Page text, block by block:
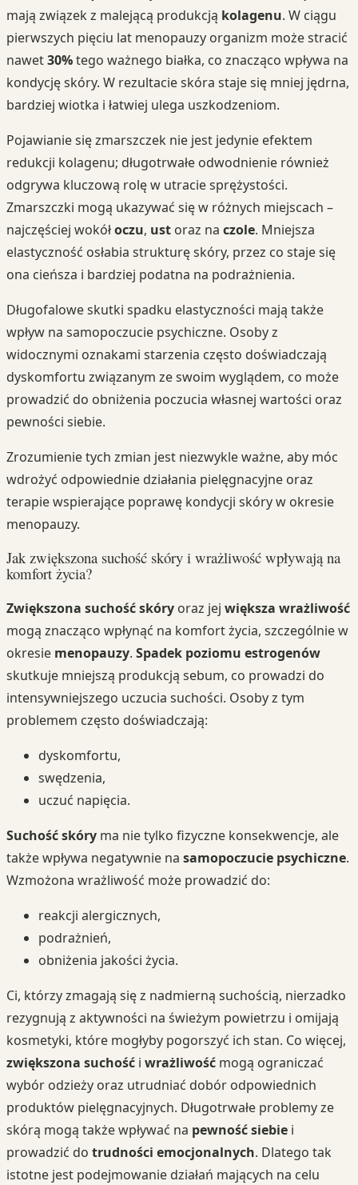
mają związek z malejącą produkcją kolagenu. W ciągu
pierwszych pięciu lat menopauzy organizm może stracić
nawet30%tego ważnego białka, co znacząco wpływa na
kondycję skóry. W rezultacie skóra staje się mniej jędrna,
bardziej wiotka i łatwiej ulega uszkodzeniom.
Pojawianie się zmarszczek nie jest jedynie efektem
redukcji kolagenu; długotrwałe odwodnienie również
odgrywa kluczową rolę w utracie sprężystości.
Zmarszczki mogą ukazywać się w różnych miejscach –
najczęściej wokółoczu, ust oraz na czole. Mniejsza
elastyczność osłabia strukturę skóry, przez co staje się
ona cieńsza i bardziej podatna na podrażnienia.
Długofalowe skutki spadku elastyczności mają także
wpływ na samopoczucie psychiczne. Osoby z
widocznymi oznakami starzenia często doświadczają
dyskomfortu związanym ze swoim wyglądem, co może
prowadzić do obniżenia poczucia własnej wartości oraz
pewności siebie.
Zrozumienie tych zmian jest niezwykle ważne, aby móc
wdrożyć odpowiednie działania pielęgnacyjne oraz
terapie wspierające poprawę kondycji skóry w okresie
menopauzy.
Jak zwiększona suchość skóry i wrażliwość wpływają na
komfort życia?
Zwiększona suchość skóry oraz jej większa wrażliwość
mogą znacząco wpłynąć na komfort życia, szczególnie w
okresie menopauzy. Spadek poziomu estrogenów
skutkuje mniejszą produkcją sebum, co prowadzi do
intensywniejszego uczucia suchości. Osoby z tym
problemem często doświadczają:
dyskomfortu,
swędzenia,
uczuć napięcia.
Suchość skóry ma nie tylko fizyczne konsekwencje, ale
także wpływa negatywnie na samopoczucie psychiczne.
Wzmożona wrażliwość może prowadzić do:
reakcji alergicznych,
podrażnień,
obniżenia jakości życia.
Ci, którzy zmagają się z nadmierną suchością, nierzadko
rezygnują z aktywności na świeżym powietrzu i omijają
kosmetyki, które mogłyby pogorszyć ich stan. Co więcej,
zwiększona suchość i wrażliwość mogą ograniczać
wybór odzieży oraz utrudniać dobór odpowiednich
produktów pielęgnacyjnych. Długotrwałe problemy ze
skórą mogą także wpływać na pewność siebie i
prowadzić do trudności emocjonalnych. Dlatego tak
istotne jest podejmowanie działań mających na celu